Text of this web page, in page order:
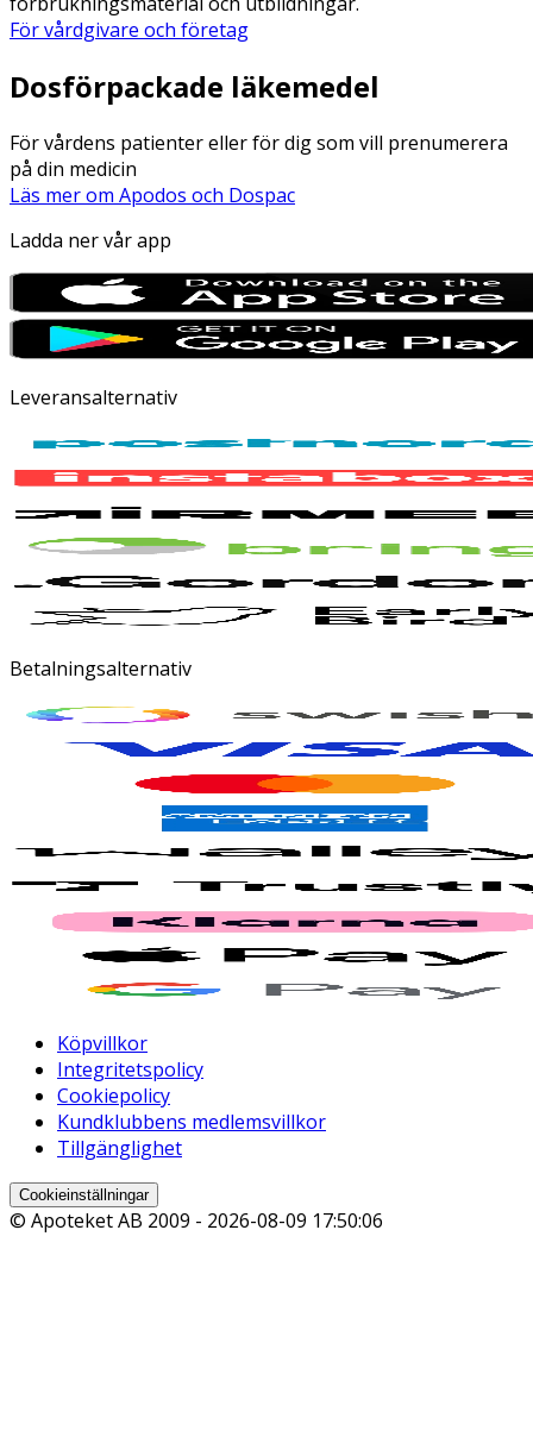
För vårdgivare och företag
Dosförpackade läkemedel
För vårdens patienter eller för dig som vill prenumerera
på din medicin
Läs mer om Apodos och Dospac
Ladda ner vår app
Leveransalternativ
Betalningsalternativ
Köpvillkor
Integritetspolicy
Cookiepolicy
Kundklubbens medlemsvillkor
Tillgänglighet
Cookieinställningar
© Apoteket AB 2009 - 2026-08-09 17:50:06